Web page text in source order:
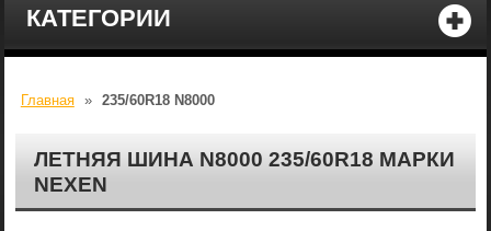
КАТЕГОРИИ
Главная » 235/60R18 N8000
ЛЕТНЯЯ ШИНА N8000 235/60R18 МАРКИ
NEXEN